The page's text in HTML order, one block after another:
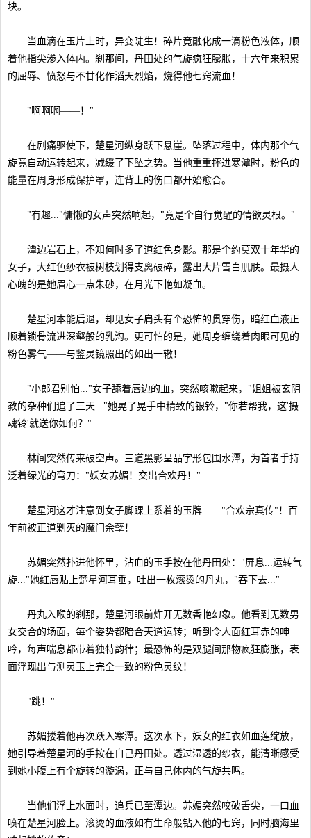
块。
当血滴在玉片上时，异变陡生！碎片竟融化成一滴粉色液体，顺
着他指尖渗入体内。刹那间，丹田处的气旋疯狂膨胀，十六年来积累
的屈辱、愤怒与不甘化作滔天烈焰，烧得他七窍流血！
"啊啊啊——！"
在剧痛驱使下，楚星河纵身跃下悬崖。坠落过程中，体内那个气
旋竟自动运转起来，减缓了下坠之势。当他重重摔进寒潭时，粉色的
能量在周身形成保护罩，连背上的伤口都开始愈合。
"有趣..."慵懒的女声突然响起，"竟是个自行觉醒的情欲灵根。"
潭边岩石上，不知何时多了道红色身影。那是个约莫双十年华的
女子，大红色纱衣被树枝划得支离破碎，露出大片雪白肌肤。最摄人
心魄的是她眉心一点朱砂，在月光下艳如凝血。
楚星河本能后退，却见女子肩头有个恐怖的贯穿伤，暗红血液正
顺着锁骨流进深壑般的乳沟。更可怕的是，她周身缠绕着肉眼可见的
粉色雾气——与鉴灵镜照出的如出一辙！
"小郎君别怕..."女子舔着唇边的血，突然咳嗽起来，"姐姐被玄阴
教的杂种们追了三天..."她晃了晃手中精致的银铃，"你若帮我，这'摄
魂铃'就送你如何？"
林间突然传来破空声。三道黑影呈品字形包围水潭，为首者手持
泛着绿光的弯刀："妖女苏媚！交出合欢丹！"
楚星河这才注意到女子脚踝上系着的玉牌——"合欢宗真传"！百
年前被正道剿灭的魔门余孽！
苏媚突然扑进他怀里，沾血的玉手按在他丹田处："屏息...运转气
旋..."她红唇贴上楚星河耳垂，吐出一枚滚烫的丹丸，"吞下去..."
丹丸入喉的刹那，楚星河眼前炸开无数香艳幻象。他看到无数男
女交合的场面，每个姿势都暗合天道运转；听到令人面红耳赤的呻
吟，每声喘息都带着独特韵律；最恐怖的是双腿间那物疯狂膨胀，表
面浮现出与测灵玉上完全一致的粉色灵纹！
"跳！"
苏媚搂着他再次跃入寒潭。这次水下，妖女的红衣如血莲绽放，
她引导着楚星河的手按在自己丹田处。透过湿透的纱衣，能清晰感受
到她小腹上有个旋转的漩涡，正与自己体内的气旋共鸣。
当他们浮上水面时，追兵已至潭边。苏媚突然咬破舌尖，一口血
喷在楚星河脸上。滚烫的血液如有生命般钻入他的七窍，同时脑海里